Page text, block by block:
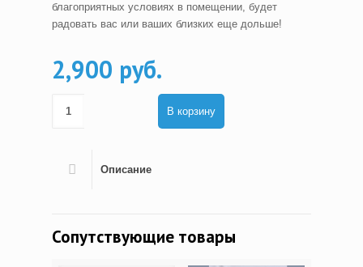
благоприятных условиях в помещении, будет
радовать вас или ваших близких еще дольше!
2,900 руб.
В корзину
Описание
Сопутствующие товары